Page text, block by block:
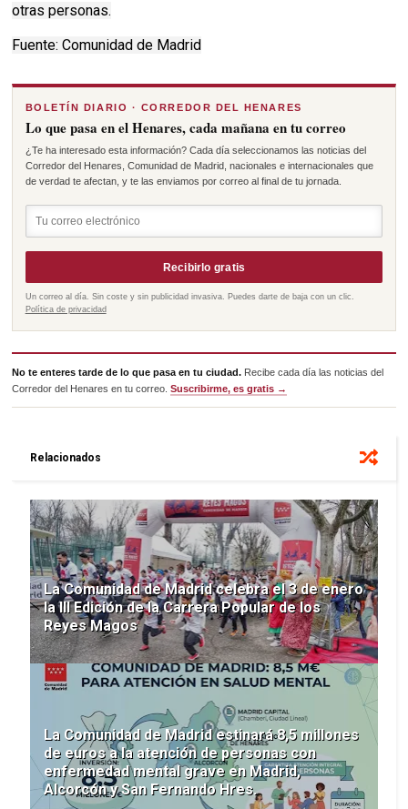
otras personas.
Fuente: Comunidad de Madrid
BOLETÍN DIARIO · CORREDOR DEL HENARES
Lo que pasa en el Henares, cada mañana en tu correo
¿Te ha interesado esta información? Cada día seleccionamos las noticias del
Corredor del Henares, Comunidad de Madrid, nacionales e internacionales que
de verdad te afectan, y te las enviamos por correo al final de tu jornada.
Recibirlo gratis
Un correo al día. Sin coste y sin publicidad invasiva. Puedes darte de baja con un clic.
Política de privacidad
No te enteres tarde de lo que pasa en tu ciudad. Recibe cada día las noticias del
Corredor del Henares en tu correo.Suscribirme, es gratis →
Relacionados
La Comunidad de Madrid celebra el 3 de enero
la III Edición de la Carrera Popular de los
Reyes Magos
La Comunidad de Madrid estinará 8,5 millones
de euros a la atención de personas con
enfermedad mental grave en Madrid,
Alcorcón y San Fernando Hres.